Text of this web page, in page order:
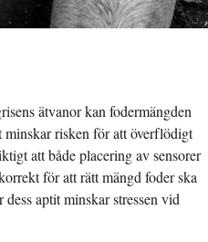
ätvanor kan fodermängden
risken för att överflödigt
att både placering av sensorer
för att rätt mängd foder ska
aptit minskar stressen vid